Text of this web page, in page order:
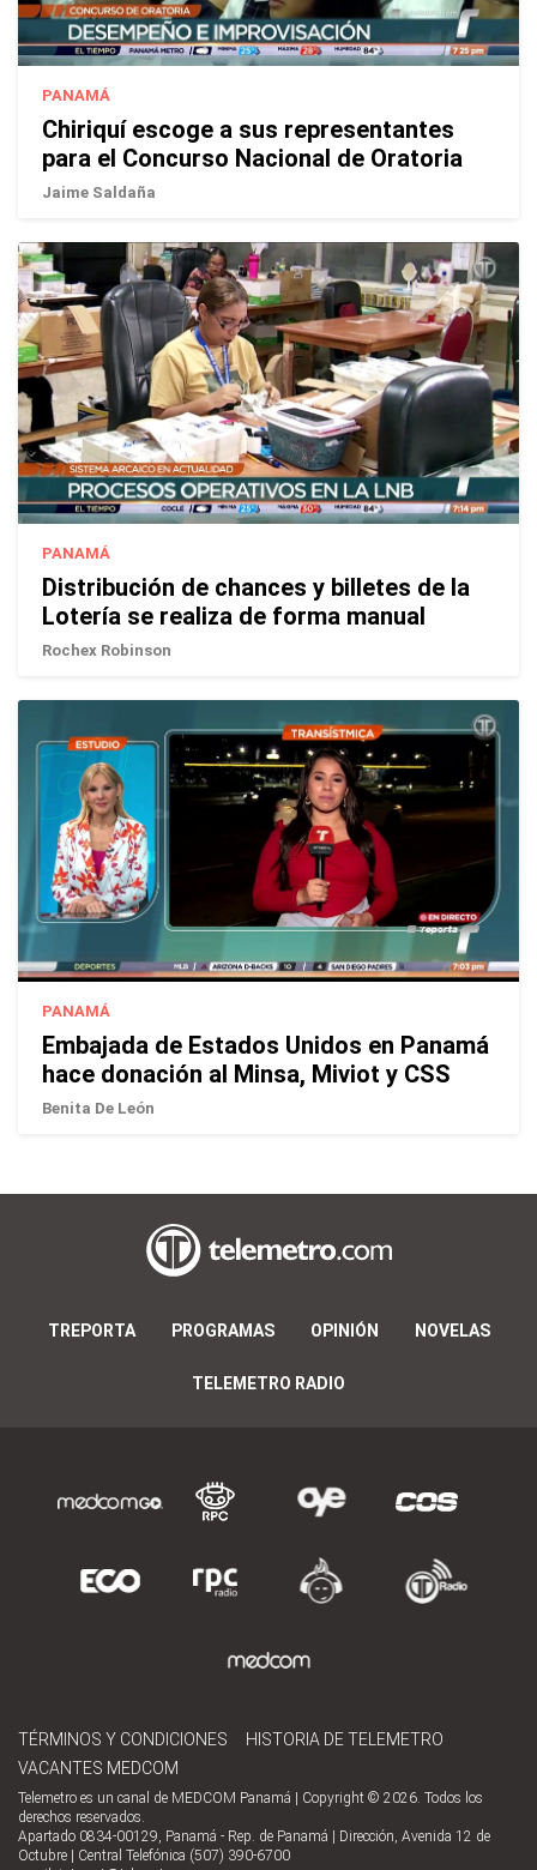
PANAMÁ
Chiriquí escoge a sus representantes
para el Concurso Nacional de Oratoria
Jaime Saldaña
PANAMÁ
Distribución de chances y billetes de la
Lotería se realiza de forma manual
Rochex Robinson
PANAMÁ
Embajada de Estados Unidos en Panamá
hace donación al Minsa, Miviot y CSS
Benita De León
TREPORTA PROGRAMAS OPINIÓN NOVELAS
TELEMETRO RADIO
TÉRMINOS Y CONDICIONES
HISTORIA DE TELEMETRO
VACANTES MEDCOM
Telemetro es un canal de MEDCOM Panamá | Copyright © 2026. Todos los
derechos reservados.
Apartado 0834-00129, Panamá - Rep. de Panamá | Dirección, Avenida 12 de
Octubre | Central Telefónica (507) 390-6700